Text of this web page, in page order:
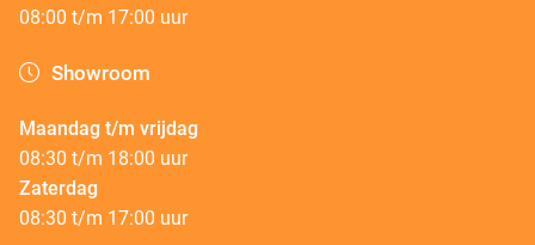
08:00 t/m 17:00 uur
Showroom
Maandag t/m vrijdag
08:30 t/m 18:00 uur
Zaterdag
08:30 t/m 17:00 uur